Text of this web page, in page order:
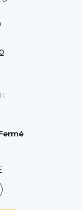
:
Extranet des
: L'EXTR4aa